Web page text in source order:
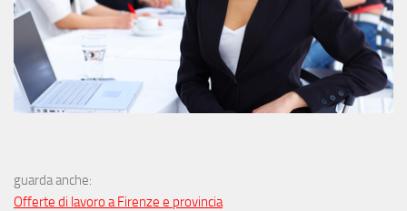
guarda anche:
Offerte di lavoro a Firenze e provincia